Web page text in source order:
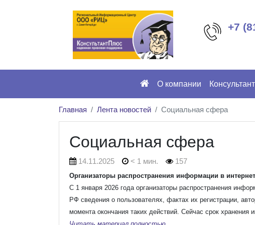
+7
О компании
Главная Лента новостей Социальная сфера
Социальная сфера
14.11.2025 < 1 мин. 157
Организаторы распространения информации в
С 1 января 2026 года организаторы распространения
РФ сведения о пользователях, фактах их регистрации,
момента окончания таких действий. Сейчас срок хранения